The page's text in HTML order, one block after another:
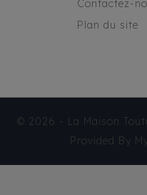
Contactez-
Plan du site
© 2026 - La Maison
Provided By